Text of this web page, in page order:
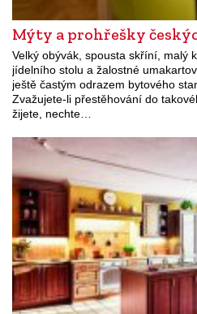
Mýty a prohřešky
Velký obývák, spousta skříní, malý
jídelního stolu a žalostné
ještě častým odrazem bytového
Zvažujete-li přestěhování do
žijete, nechte…